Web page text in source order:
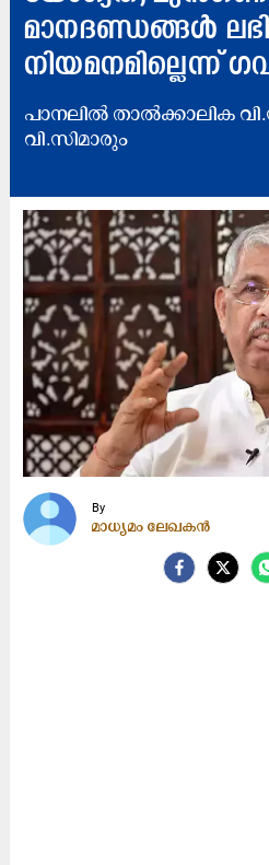
മാനദണ്ഡങ്ങൾ
നിയമനമില്ലെന്ന്
പാനലിൽ താൽക്കാലിക
വി.സിമാരും
By
മാധ്യമം ലേഖകൻ